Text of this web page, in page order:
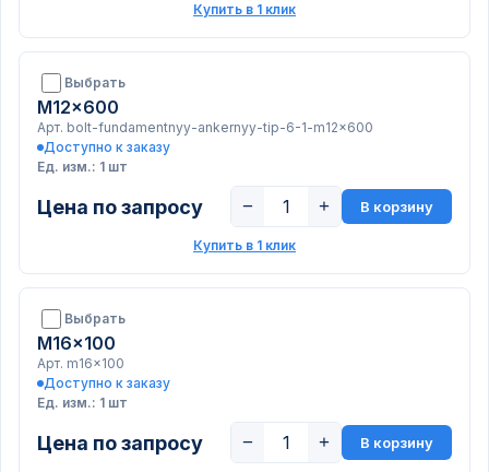
Купить в 1 клик
Выбрать
M12x600
Арт. bolt-fundamentnyy-ankernyy-tip-6-1-m12x600
Доступно к заказу
Ед. изм.: 1 шт
Цена по запросу − + В корзину
Купить в 1 клик
Выбрать
M16x100
Арт. m16x100
Доступно к заказу
Ед. изм.: 1 шт
Цена по запросу − + В корзину